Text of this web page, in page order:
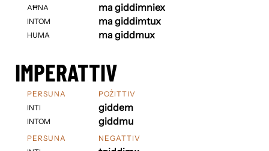
AĦNA
INTOM
HUMA
ma giddimniex
ma giddimtux
ma giddmux
IMPERATTIV
PERSUNA
INTI
INTOM
POŻITTIV
giddem
giddmu
PERSUNA
NEGATTIV